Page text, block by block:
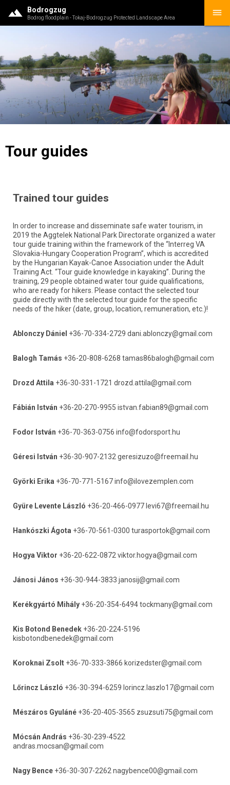
Bodrogzug
Bodrog floodplain - Tokaj-Bodrogzug Protected Landscape Area
Tour guides
Trained tour guides
In order to increase and disseminate safe water tourism, in
2019 the Aggtelek National Park Directorate organized a water
tour guide training within the framework of the “Interreg VA
Slovakia-Hungary Cooperation Program”, which is accredited
by the Hungarian Kayak-Canoe Association under the Adult
Training Act. “Tour guide knowledge in kayaking”. During the
training, 29 people obtained water tour guide qualifications,
who are ready for hikers. Please contact the selected tour
guide directly with the selected tour guide for the specific
needs of the hiker (date, group, location, remuneration, etc.)!
Ablonczy Dániel +36-70-334-2729 dani.ablonczy@gmail.com
Balogh Tamás +36-20-808-6268 tamas86balogh@gmail.com
Drozd Attila +36-30-331-1721 drozd.attila@gmail.com
Fábián István +36-20-270-9955 istvan.fabian89@gmail.com
Fodor István +36-70-363-0756 info@fodorsport.hu
Géresi István +36-30-907-2132 geresizuzo@freemail.hu
Györki Erika +36-70-771-5167 info@ilovezemplen.com
Gyüre Levente László +36-20-466-0977 levi67@freemail.hu
Hankószki Ágota +36-70-561-0300 turasportok@gmail.com
Hogya Viktor +36-20-622-0872 viktor.hogya@gmail.com
Jánosi János +36-30-944-3833 janosij@gmail.com
Kerékgyártó Mihály +36-20-354-6494 tockmany@gmail.com
Kis Botond Benedek +36-20-224-5196
kisbotondbenedek@gmail.com
Koroknai Zsolt +36-70-333-3866 korizedster@gmail.com
Lőrincz László +36-30-394-6259 lorincz.laszlo17@gmail.com
Mészáros Gyuláné +36-20-405-3565 zsuzsuti75@gmail.com
Mócsán András +36-30-239-4522
andras.mocsan@gmail.com
Nagy Bence +36-30-307-2262 nagybence00@gmail.com